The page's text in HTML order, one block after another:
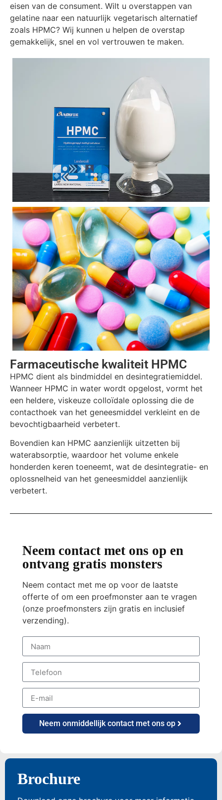
eisen van de consument. Wilt u overstappen van
gelatine naar een natuurlijk vegetarisch alternatief
zoals HPMC? Wij kunnen u helpen de overstap
gemakkelijk, snel en vol vertrouwen te maken.
Farmaceutische kwaliteit HPMC
HPMC dient als bindmiddel en desintegratiemiddel.
Wanneer HPMC in water wordt opgelost, vormt het
een heldere, viskeuze colloïdale oplossing die de
contacthoek van het geneesmiddel verkleint en de
bevochtigbaarheid verbetert.
Bovendien kan HPMC aanzienlijk uitzetten bij
waterabsorptie, waardoor het volume enkele
honderden keren toeneemt, wat de desintegratie- en
oplossnelheid van het geneesmiddel aanzienlijk
verbetert.
Neem contact met ons op en
ontvang gratis monsters
Neem contact met me op voor de laatste
offerte of om een proefmonster aan te vragen
(onze proefmonsters zijn gratis en inclusief
verzending).
Neem onmiddellijk contact met ons op
Brochure